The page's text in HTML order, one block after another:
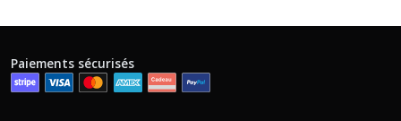
Paiements sécurisés